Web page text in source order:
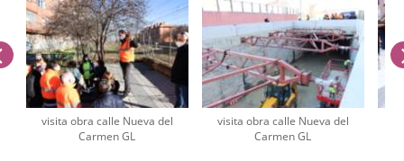
visita obra calle Nueva del
Carmen GL
visita obra calle Nueva del
Carmen GL
previus